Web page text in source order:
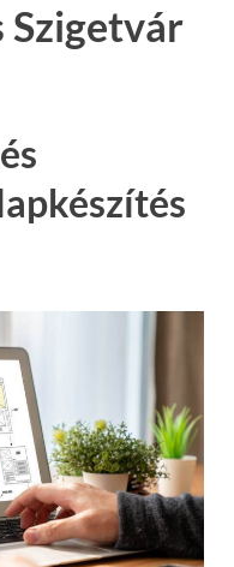
Szigetvár